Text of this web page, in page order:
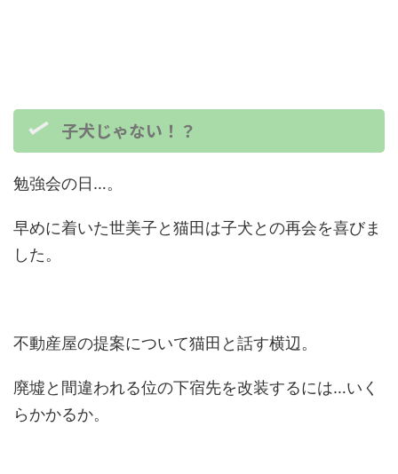
子犬じゃない！？
勉強会の日…。
早めに着いた世美子と猫田は子犬との再会を喜びま
した。
不動産屋の提案について猫田と話す横辺。
廃墟と間違われる位の下宿先を改装するには…いく
らかかるか。